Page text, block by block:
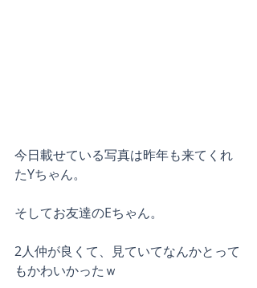
今日載せている写真は昨年も来てくれ
たYちゃん。
そしてお友達のEちゃん。
2人仲が良くて、見ていてなんかとって
もかわいかったｗ